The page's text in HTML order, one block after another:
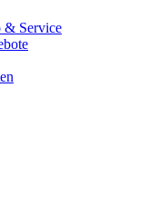
& Service